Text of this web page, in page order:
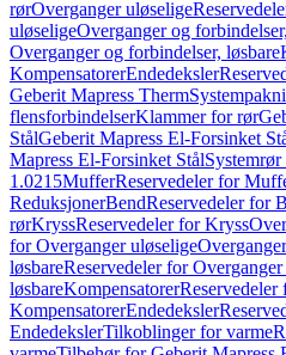
rørOverganger uløselige
uløseligeOverganger og
Overganger og forbindelser, løsbare
KompensatorerEndedeksler
Geberit Mapress Therm
flensforbindelserKlammer for rør
StålGeberit Mapress El-Forsinket
Mapress El-Forsinket Stål
1.0215MufferReservedeler for
ReduksjonerBendReservedeler for
rørKryssReservedeler for Kryss
for Overganger uløselige
løsbareReservedeler for
løsbareKompensatorerReservedeler
KompensatorerEndedeksler
EndedekslerTilkoblinger for varme